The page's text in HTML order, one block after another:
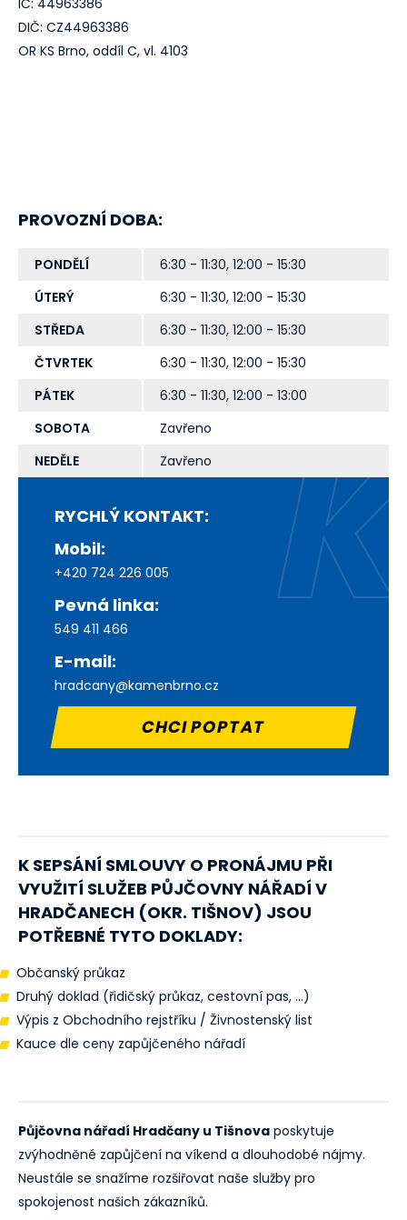
IČ: 44963386
DIČ: CZ44963386
OR KS Brno, oddíl C, vl. 4103
PROVOZNÍ DOBA:
PONDĚLÍ
6:30 - 11:30, 12:00 - 15:30
ÚTERÝ
6:30 - 11:30, 12:00 - 15:30
STŘEDA
6:30 - 11:30, 12:00 - 15:30
ČTVRTEK
6:30 - 11:30, 12:00 - 15:30
PÁTEK
6:30 - 11:30, 12:00 - 13:00
SOBOTA
Zavřeno
NEDĚLE
Zavřeno
RYCHLÝ KONTAKT:
Mobil:
+420 724 226 005
Pevná linka:
549 411 466
E-mail:
hradcany@kamenbrno.cz
CHCI POPTAT
K SEPSÁNÍ SMLOUVY O PRONÁJMU PŘI
VYUŽITÍ SLUŽEB PŮJČOVNY NÁŘADÍ V
HRADČANECH (OKR. TIŠNOV) JSOU
POTŘEBNÉ TYTO DOKLADY:
Občanský průkaz
Druhý doklad (řidičský průkaz, cestovní pas, ...)
Výpis z Obchodního rejstříku / Živnostenský list
Kauce dle ceny zapůjčeného nářadí
Půjčovna nářadí Hradčany u Tišnova poskytuje
zvýhodněné zapůjčení na víkend a dlouhodobé nájmy.
Neustále se snažíme rozšiřovat naše služby pro
spokojenost našich zákazníků.